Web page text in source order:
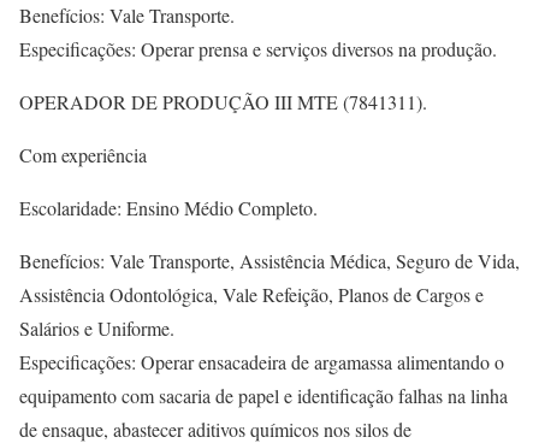
Benefícios: Vale Transporte.
Especificações: Operar prensa e serviços diversos na produção.
OPERADOR DE PRODUÇÃO III MTE (7841311).
Com experiência
Escolaridade: Ensino Médio Completo.
Benefícios: Vale Transporte, Assistência Médica, Seguro de Vida,
Assistência Odontológica, Vale Refeição, Planos de Cargos e
Salários e Uniforme.
Especificações: Operar ensacadeira de argamassa alimentando o
equipamento com sacaria de papel e identificação falhas na linha
de ensaque, abastecer aditivos químicos nos silos de